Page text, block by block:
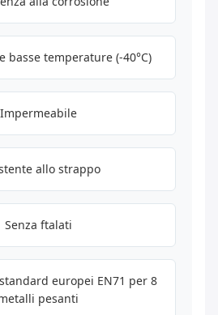
basse temperature (-40°C)
Impermeabile
allo strappo
Senza ftalati
europei EN71 per 8
pesanti